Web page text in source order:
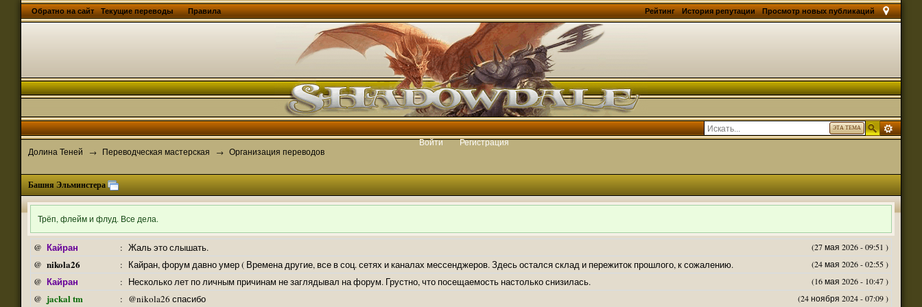
Просмотр новых публикаций
Обратно на сайт Текущие переводы История репутации
Рейтинг
Правила
ЭТА ТЕМА
Войти
Регистрация
Долина Теней
→ Переводческая мастерская → Организация переводов
Башня Эльминстера
Трёп, флейм и флуд. Все дела.
@ Кайран : (27 мая 2026 - 09:51 )
Жаль это слышать.
@ nikola26 : (24 мая 2026 - 02:55 )
Кайран, форум давно умер ( Времена другие, все в соц. сетях и каналах мессенджеров. Здесь остался склад и пережиток прошлого, к сожалению.
@ Кайран : (16 мая 2026 - 10:47 )
Несколько лет по личным причинам не заглядывал на форум. Грустно, что посещаемость настолько снизилась.
@ jackal tm : (24 ноября 2024 - 07:09 )
@nikola26 спасибо